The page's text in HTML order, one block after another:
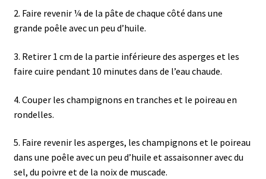
2. Faire revenir ¼ de la pâte de chaque côté dans une
grande poêle avec un peu d’huile.
3. Retirer 1 cm de la partie inférieure des asperges et les
faire cuire pendant 10 minutes dans de l’eau chaude.
4. Couper les champignons en tranches et le poireau en
rondelles.
5. Faire revenir les asperges, les champignons et le poireau
dans une poêle avec un peu d’huile et assaisonner avec du
sel, du poivre et de la noix de muscade.